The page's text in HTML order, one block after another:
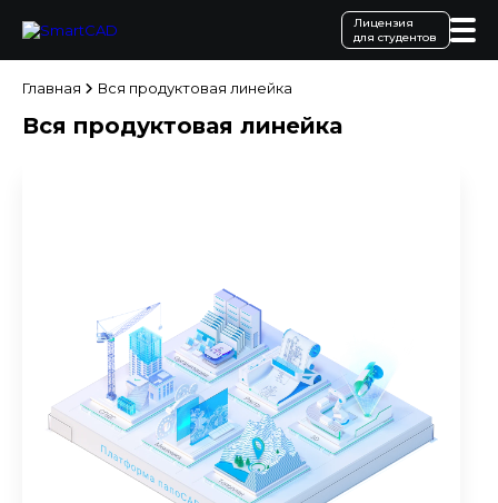
Лицензия
для студентов
Главная Вся продуктовая линейка
Вся продуктовая линейка